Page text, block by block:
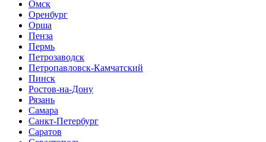
Омск
Оренбург
Орша
Пенза
Пермь
Петрозаводск
Петропавловск-Камчатский
Пинск
Ростов-на-Дону
Рязань
Самара
Санкт-Петербург
Саратов